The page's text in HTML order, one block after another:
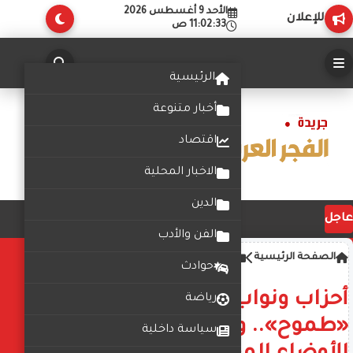
للإعلان
الأحد 9 أغسطس 2026
11:02:33 ص
الرئيسية
أخبار متنوعة
اقتصاد
الاخبار المحلية
الدين
الفن والأدب
حوادث
رياضة
سياسة داخلية
عاجل
الصفحة الرئيسية
أحزاب ونواب: بيان الحكومة
«طموح».. ونتمنى تحسين